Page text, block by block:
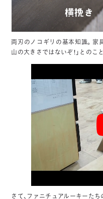
両刃のノコギリの基本知識。家
山の大きさではないぞ！」とのこ
さて、ファニチュアルーキーたち